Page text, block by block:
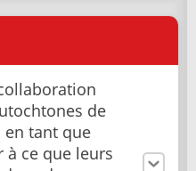
de
en tant que
à ce que leurs